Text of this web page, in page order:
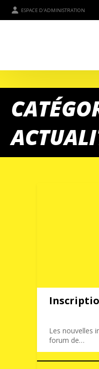
ESPACE D'ADMINISTRATION
Les nouvelles
forum de…